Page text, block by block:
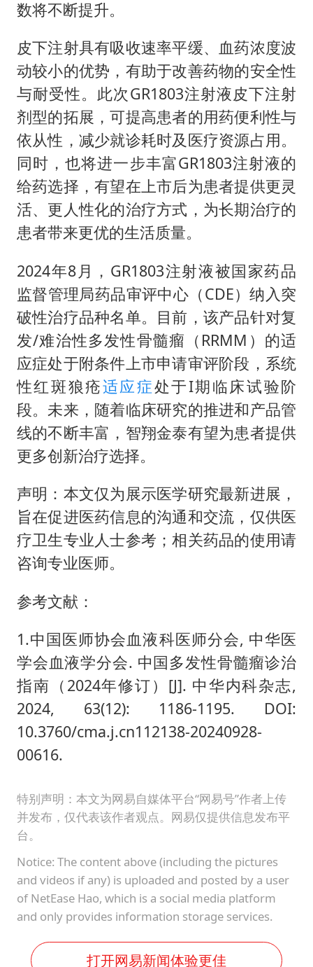
数将不断提升。
皮下注射具有吸收速率平缓、血药浓度波
动较小的优势，有助于改善药物的安全性
与耐受性。此次GR1803注射液皮下注射
剂型的拓展，可提高患者的用药便利性与
依从性，减少就诊耗时及医疗资源占用。
同时，也将进一步丰富GR1803注射液的
给药选择，有望在上市后为患者提供更灵
活、更人性化的治疗方式，为长期治疗的
患者带来更优的生活质量。
2024年8月，GR1803注射液被国家药品
监督管理局药品审评中心（CDE）纳入突
破性治疗品种名单。目前，该产品针对复
发/难治性多发性骨髓瘤（RRMM）的适
应症处于附条件上市申请审评阶段，系统
性红斑狼疮适应症处于I期临床试验阶
段。未来，随着临床研究的推进和产品管
线的不断丰富，智翔金泰有望为患者提供
更多创新治疗选择。
声明：本文仅为展示医学研究最新进展，
旨在促进医药信息的沟通和交流，仅供医
疗卫生专业人士参考；相关药品的使用请
咨询专业医师。
参考文献：
1.中国医师协会血液科医师分会, 中华医
学会血液学分会. 中国多发性骨髓瘤诊治
指南（2024年修订）[J]. 中华内科杂志,
2024, 63(12): 1186-1195. DOI:
10.3760/cma.j.cn112138-20240928-
00616.
特别声明：本文为网易自媒体平台“网易号”作者上传
并发布，仅代表该作者观点。网易仅提供信息发布平
台。
Notice: The content above (including the pictures
and videos if any) is uploaded and posted by a user
of NetEase Hao, which is a social media platform
and only provides information storage services.
打开网易新闻体验更佳